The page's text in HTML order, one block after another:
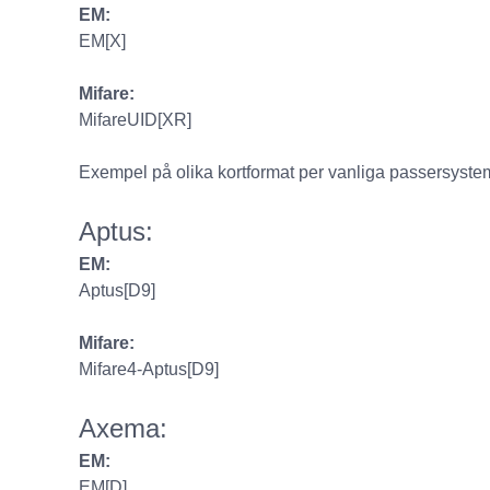
EM:
EM[X]
Mifare:
MifareUID[XR]
Exempel på olika kortformat per vanliga
Aptus:
EM:
Aptus[D9]
Mifare:
Mifare4-Aptus[D9]
Axema:
EM: